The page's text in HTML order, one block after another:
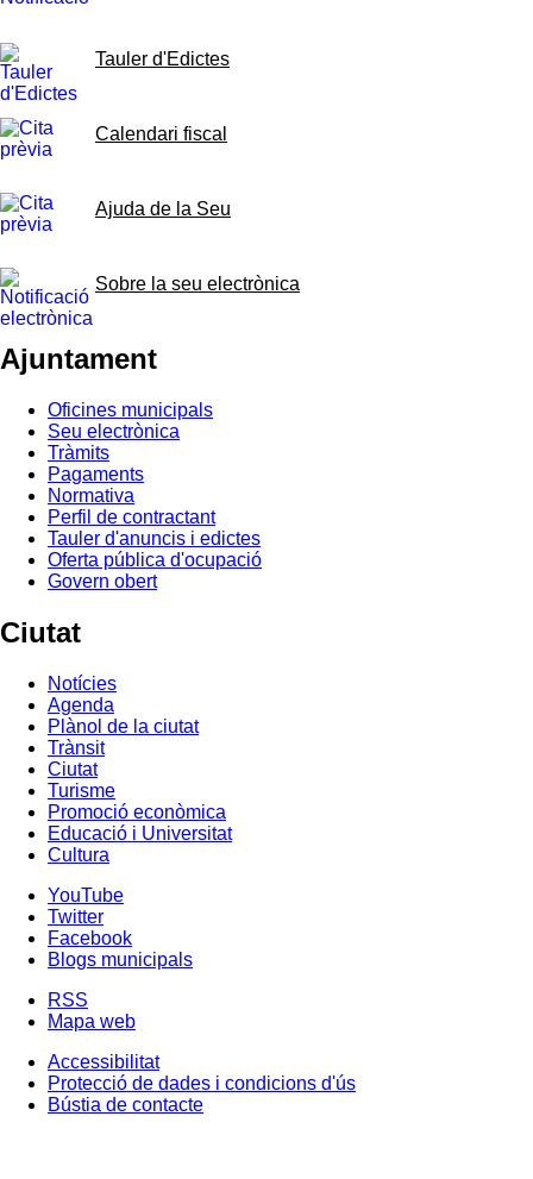
Tauler d'Edictes
Calendari fiscal
Ajuda de la Seu
Sobre la seu electrònica
Ajuntament
Oficines municipals
Seu electrònica
Tràmits
Pagaments
Normativa
Perfil de contractant
Tauler d'anuncis i edictes
Oferta pública d'ocupació
Govern obert
Ciutat
Notícies
Agenda
Plànol de la ciutat
Trànsit
Ciutat
Turisme
Promoció econòmica
Educació i Universitat
Cultura
YouTube
Twitter
Facebook
Blogs municipals
RSS
Mapa web
Accessibilitat
Protecció de dades i condicions d'ús
Bústia de contacte